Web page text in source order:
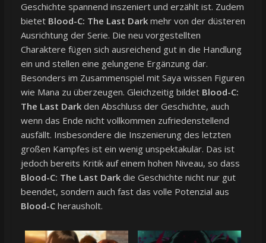
Geschichte spannend inszeniert und erzählt ist. Zudem
bietet Blood-C: The Last Darkmehr von der düsteren
Ausrichtung der Serie. Die neu vorgestellten
Charaktere fügen sich ausreichend gut in die Handlung
ein und stellen eine gelungene Ergänzung dar.
Besonders im Zusammenspiel mit Saya wissen Figuren
wie Mana zu überzeugen. Gleichzeitig bildet Blood-C:
The Last Darkden Abschluss der Geschichte, auch
wenn das Ende nicht vollkommen zufriedenstellend
ausfällt. Insbesondere die Inszenierung des letzten
großen Kampfes ist ein wenig unspektakulär. Das ist
jedoch bereits Kritik auf einem hohen Niveau, so dass
Blood-C: The Last Darkdie Geschichte nicht nur gut
beendet, sondern auch fast das volle Potenzial aus
Blood-Cherausholt.